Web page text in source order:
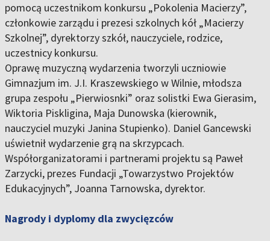
pomocą uczestnikom konkursu „Pokolenia Macierzy”,
członkowie zarządu i prezesi szkolnych kół „Macierzy
Szkolnej”, dyrektorzy szkół, nauczyciele, rodzice,
uczestnicy konkursu.
Oprawę muzyczną wydarzenia tworzyli uczniowie
Gimnazjum im. J.I. Kraszewskiego w Wilnie, młodsza
grupa zespołu „Pierwiosnki” oraz solistki Ewa Gierasim,
Wiktoria Piskligina, Maja Dunowska (kierownik,
nauczyciel muzyki Janina Stupienko). Daniel Gancewski
uświetnił wydarzenie grą na skrzypcach.
Współorganizatorami i partnerami projektu są Paweł
Zarzycki, prezes Fundacji „Towarzystwo Projektów
Edukacyjnych”, Joanna Tarnowska, dyrektor.
Nagrody i dyplomy dla zwycięzców